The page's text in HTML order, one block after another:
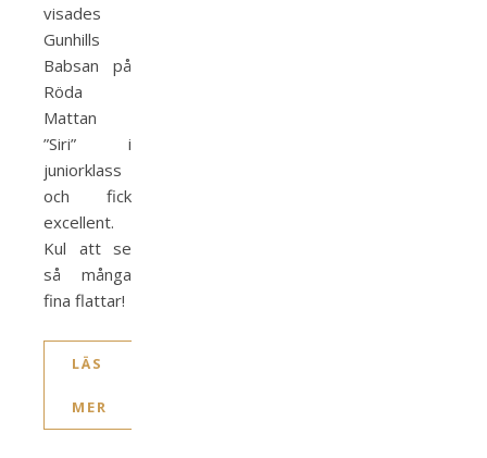
visades
Gunhills
Babsan på
Röda
Mattan
”Siri” i
juniorklass
och fick
excellent.
Kul att se
så många
fina flattar!
LÄS
MER